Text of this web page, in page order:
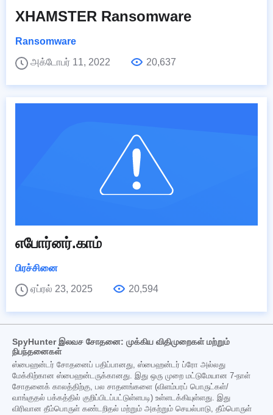
XHAMSTER Ransomware
Ransomware
அக்டோபர் 11, 2022
20,637
எபோர்னர்.காம்
பிரச்சினை
ஏப்ரல் 23, 2025
20,594
SpyHunter இலவச சோதனை: முக்கிய விதிமுறைகள் மற்றும்
நிபந்தனைகள்
ஸ்பைஹன்டர் சோதனைப் பதிப்பானது, ஸ்பைஹன்டர் ப்ரோ அல்லது
மேக்கிற்கான ஸ்பைஹன்டருக்கானது. இது ஒரு முறை மட்டுமேயான 7-நாள்
சோதனைக் காலத்திற்கு, பல சாதனங்களை (விளம்பரப் பொருட்கள்/
வாங்குதல் பக்கத்தில் குறிப்பிடப்பட்டுள்ளபடி) உள்ளடக்கியுள்ளது. இது
விரிவான தீம்பொருள் கண்டறிதல் மற்றும் அகற்றும் செயல்பாடு, தீம்பொருள்